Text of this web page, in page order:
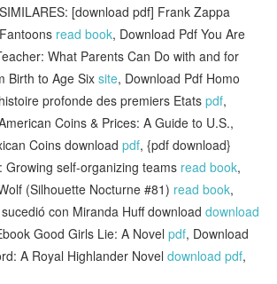
[download pdf] Frank Zappa
read book, Download Pdf You Are
What Parents Can Do with and for
Birth to Age Sixsite, Download Pdf Homo
profonde des premiers Etatspdf,
Coins & Prices: A Guide to U.S.,
Coins downloadpdf, {pdf download}
Growing self-organizing teams read book,
(Silhouette Nocturne #81) read book,
con Miranda Huff downloaddownload
Good Girls Lie: A Novelpdf, Download
A Royal Highlander Noveldownload pdf,